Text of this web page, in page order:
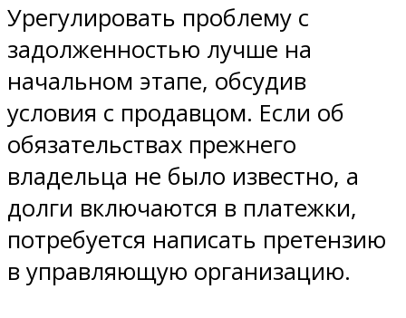
Урегулировать проблему с
задолженностью лучше на
начальном этапе, обсудив
условия с продавцом. Если об
обязательствах прежнего
владельца не было известно, а
долги включаются в платежки,
потребуется написать претензию
в управляющую организацию.